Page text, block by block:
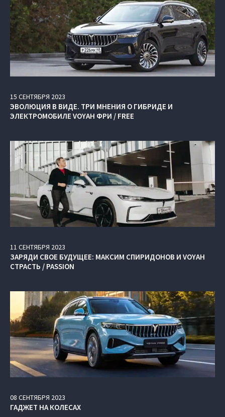
15 СЕНТЯБРЯ 2023
ЭВОЛЮЦИЯ В ВИДЕ. ТРИ МНЕНИЯ О ГИБРИДЕ И
ЭЛЕКТРОМОБИЛЕ VOYAH ФРИ / FREE
11 СЕНТЯБРЯ 2023
ЗАРЯДИ СВОЕ БУДУЩЕЕ: МАКСИМ СПИРИДОНОВ И VOYAH
СТРАСТЬ / PASSION
08 СЕНТЯБРЯ 2023
ГАДЖЕТ НА КОЛЕСАХ